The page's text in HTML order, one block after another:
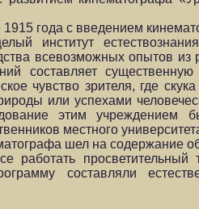
года с введением
институт
всевозможных опытов из
составляет
чувство зрителя, где
или успехами
этим учреждением
местного
шел на содержание
просветительный
составляли